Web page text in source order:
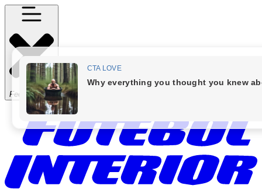
Fechar Menu